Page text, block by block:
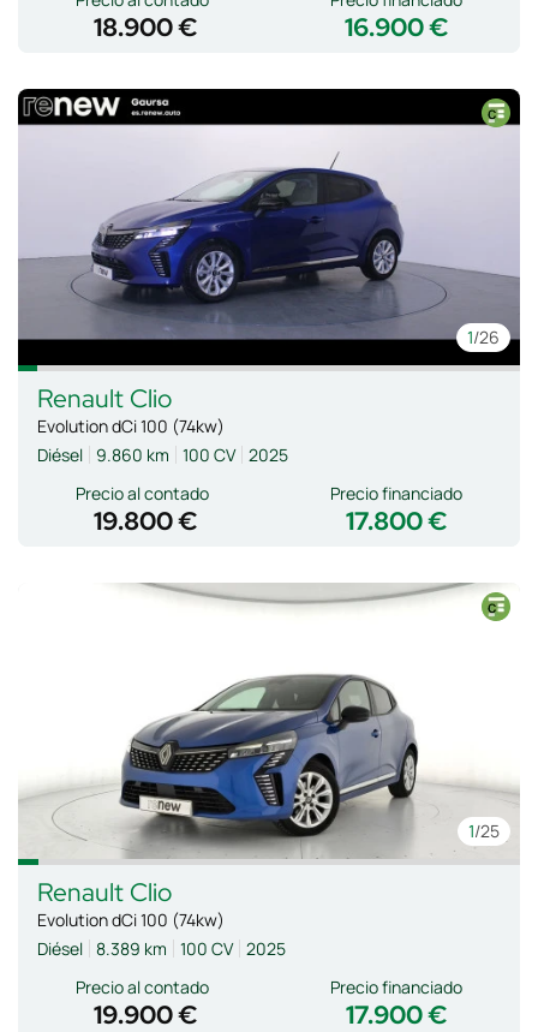
18.900 € 16.900 €
1/26
Renault Clio
Evolution dCi 100 (74kw)
Diésel
9.860 km 100 CV 2025
Precio al contado
19.800 € 17.800 €
Precio financiado
1/25
Renault Clio
Evolution dCi 100 (74kw)
Diésel 8.389 km 100 CV 2025
Precio al contado
19.900 € 17.900 €
Precio financiado